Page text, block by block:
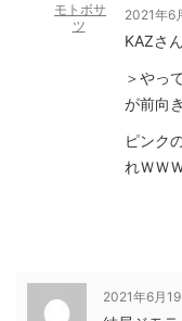
モトボサ
ツ
2021年6
KAZさん
＞やっ
が前向
ピンク
れＷＷ
2021年6月